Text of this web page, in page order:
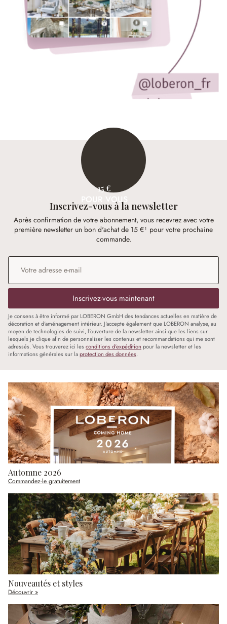
15 €
POUR VOUS
Inscrivez-vous à la newsletter
Après confirmation de votre abonnement, vous recevrez avec votre
première newsletter un bon d'achat de 15 €¹ pour votre prochaine
commande.
Adresse e-mail
Inscrivez-vous maintenant
Je consens à être informé par LOBERON GmbH des tendances actuelles en matière de
décoration et d'aménagement intérieur. J'accepte également que LOBERON analyse, au
moyen de technologies de suivi, l'ouverture de la newsletter ainsi que les liens sur
lesquels je clique afin de personnaliser les contenus et recommandations qui me sont
adressés. Vous trouverez ici les conditions d'expédition pour la newsletter et les
informations générales sur laprotection des données.
Automne 2026
Commandez-le gratuitement
Nouveautés et styles
Découvrir »